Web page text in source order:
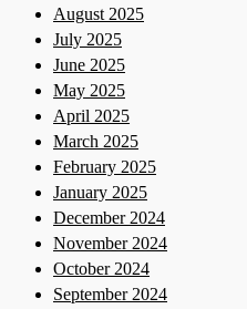
August 2025
July 2025
June 2025
May 2025
April 2025
March 2025
February 2025
January 2025
December 2024
November 2024
October 2024
September 2024